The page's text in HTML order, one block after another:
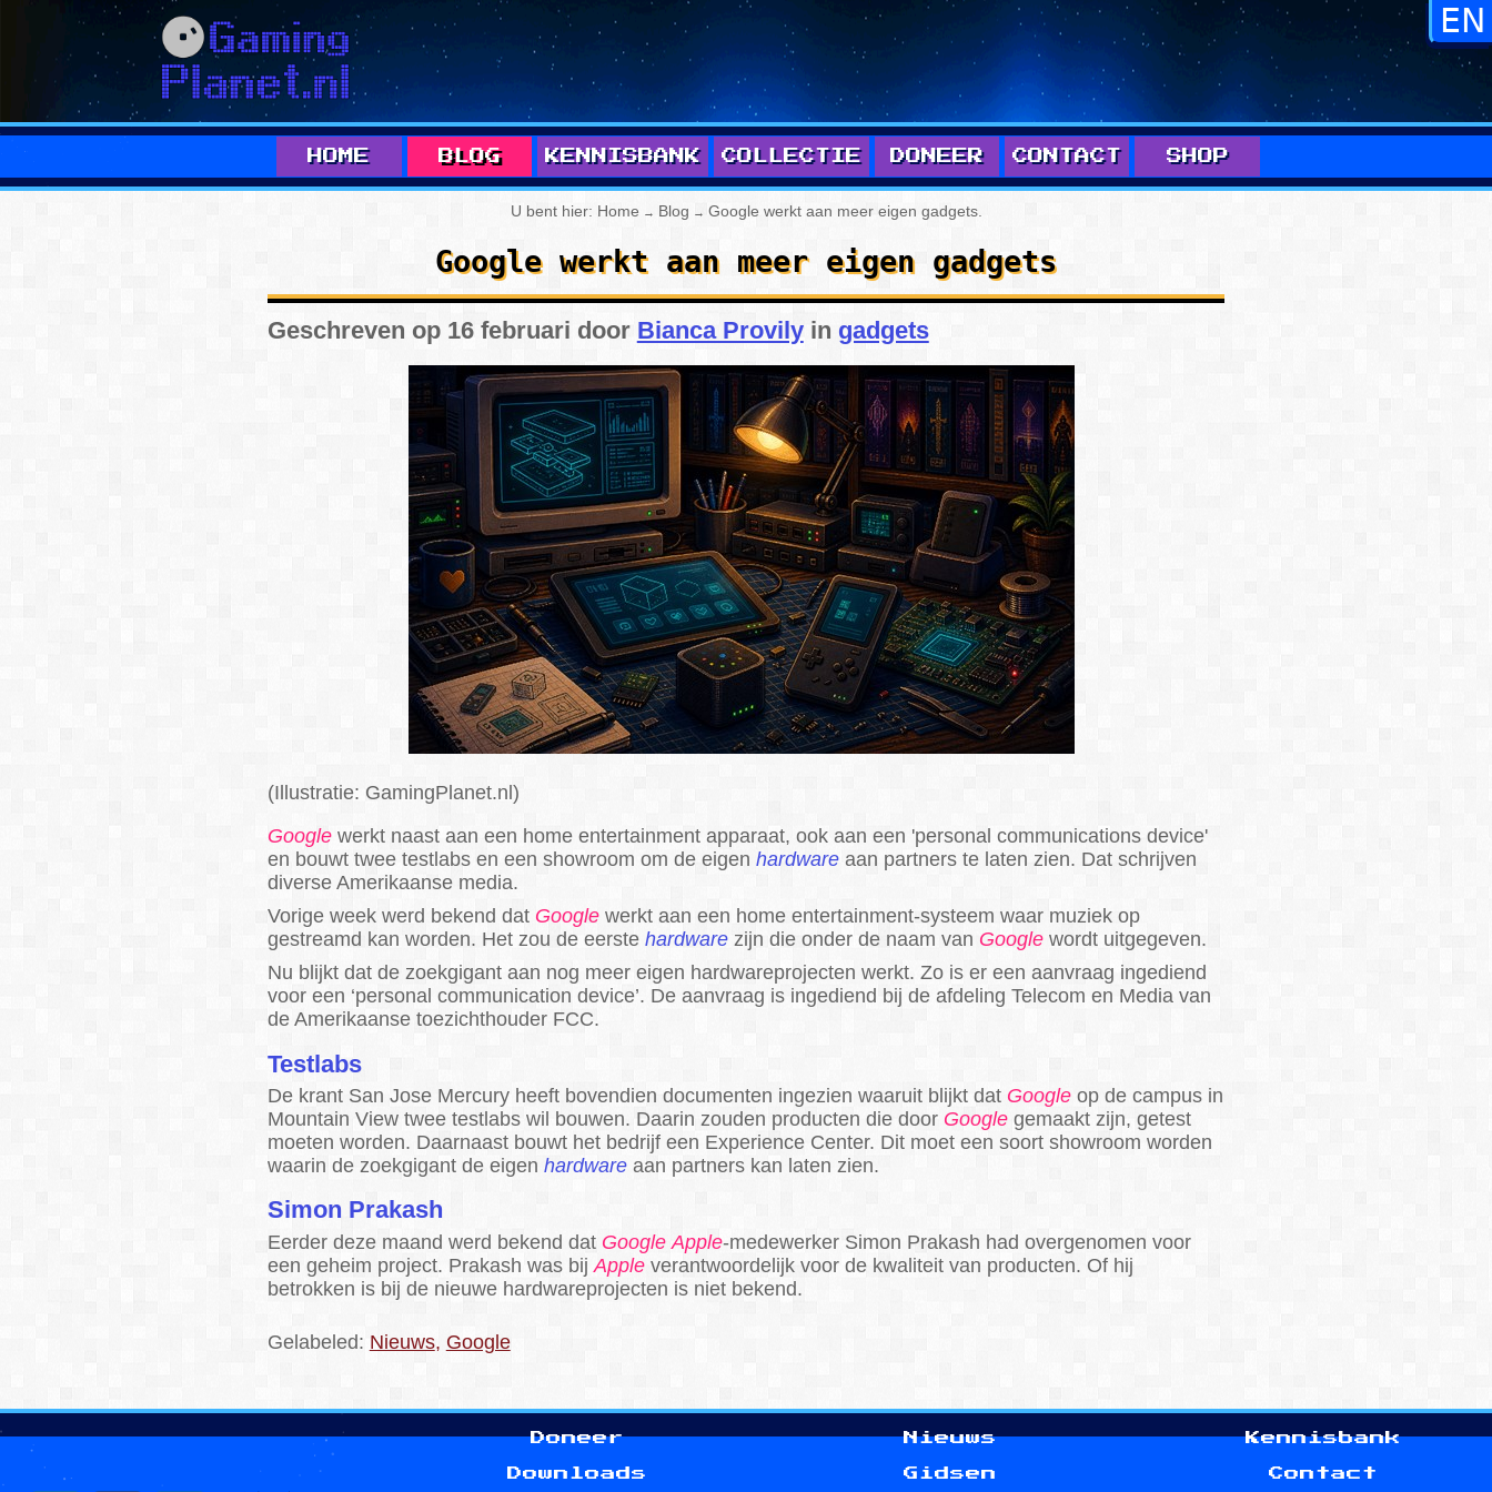
U bent hier: Home → Blog → Google werkt aan meer eigen gadgets.
Google werkt aan meer eigen gadgets
Geschreven op 16 februari door Bianca Provilyin gadgets
(Illustratie: GamingPlanet.nl)
Googlewerkt naast aan een home entertainment apparaat, ook aan een 'personal communications device'
en bouwt twee testlabs en een showroom om de eigen hardwareaan partners te laten zien. Dat schrijven
diverse Amerikaanse media.
Vorige week werd bekend dat Googlewerkt aan een home entertainment-systeem waar muziek op
gestreamd kan worden. Het zou de eerste hardwarezijn die onder de naam van Googlewordt uitgegeven.
Nu blijkt dat de zoekgigant aan nog meer eigen hardwareprojecten werkt. Zo is er een aanvraag ingediend
voor een ‘personal communication device’. De aanvraag is ingediend bij de afdeling Telecom en Media van
de Amerikaanse toezichthouder FCC.
Testlabs
De krant San Jose Mercury heeft bovendien documenten ingezien waaruit blijkt dat Googleop de campus in
Mountain View twee testlabs wil bouwen. Daarin zouden producten die door Googlegemaakt zijn, getest
moeten worden. Daarnaast bouwt het bedrijf een Experience Center. Dit moet een soort showroom worden
waarin de zoekgigant de eigen hardwareaan partners kan laten zien.
Simon Prakash
Eerder deze maand werd bekend dat Google Apple-medewerker Simon Prakash had overgenomen voor
een geheim project. Prakash was bij Appleverantwoordelijk voor de kwaliteit van producten. Of hij
betrokken is bij de nieuwe hardwareprojecten is niet bekend.
Gelabeled: Nieuws, Google
HOME BLOG
GAMES
NIEUWS
GIDSEN
LABELS
ARCHIEF
KENNISBANK
NINTENDO
SONY
GAMEPRESERVATIE
COLLECTIE DONEER CONTACT SHOP
Doneer
Downloads
Nieuws
Gidsen
Kennisbank
Contact